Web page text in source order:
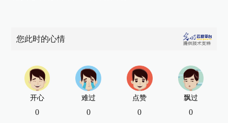
您此时的心情
开心
0
难过
0
点赞
0
飘过
0